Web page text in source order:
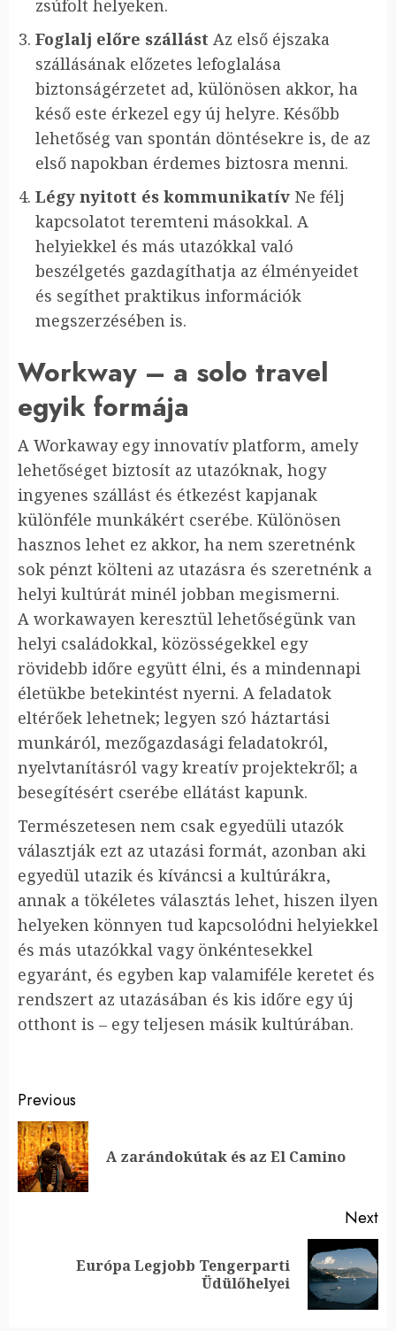
zsúfolt helyeken.
Foglalj előre szállást Az első éjszaka
szállásának előzetes lefoglalása
biztonságérzetet ad, különösen akkor, ha
késő este érkezel egy új helyre. Később
lehetőség van spontán döntésekre is, de az
első napokban érdemes biztosra menni.
Légy nyitott és kommunikatív Ne félj
kapcsolatot teremteni másokkal. A
helyiekkel és más utazókkal való
beszélgetés gazdagíthatja az élményeidet
és segíthet praktikus információk
megszerzésében is.
Workway – a solo travel
egyik formája
A Workaway egy innovatív platform, amely
lehetőséget biztosít az utazóknak, hogy
ingyenes szállást és étkezést kapjanak
különféle munkákért cserébe. Különösen
hasznos lehet ez akkor, ha nem szeretnénk
sok pénzt költeni az utazásra és szeretnénk a
helyi kultúrát minél jobban megismerni.
A workawayen keresztül lehetőségünk van
helyi családokkal, közösségekkel egy
rövidebb időre együtt élni, és a mindennapi
életükbe betekintést nyerni. A feladatok
eltérőek lehetnek; legyen szó háztartási
munkáról, mezőgazdasági feladatokról,
nyelvtanításról vagy kreatív projektekről; a
besegítésért cserébe ellátást kapunk.
Természetesen nem csak egyedüli utazók
választják ezt az utazási formát, azonban aki
egyedül utazik és kíváncsi a kultúrákra,
annak a tökéletes választás lehet, hiszen ilyen
helyeken könnyen tud kapcsolódni helyiekkel
és más utazókkal vagy önkéntesekkel
egyaránt, és egyben kap valamiféle keretet és
rendszert az utazásában és kis időre egy új
otthont is – egy teljesen másik kultúrában.
Continue
Reading
Previous
A zarándokútak és az El Camino
Next
Európa Legjobb Tengerparti
Üdülőhelyei